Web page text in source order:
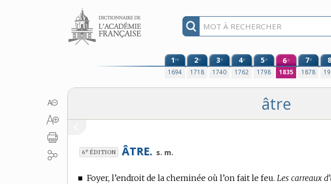
Aller au contenu
1re
1694
2e
1718
3e
1740
4e
1762
5e
1798
6e
1835
7e
1878
8
âtre
6e ÉDITION ÂTRE. s. m.
■ Foyer, l’endroit de la cheminée où l’on fait le feu. Les carreaux